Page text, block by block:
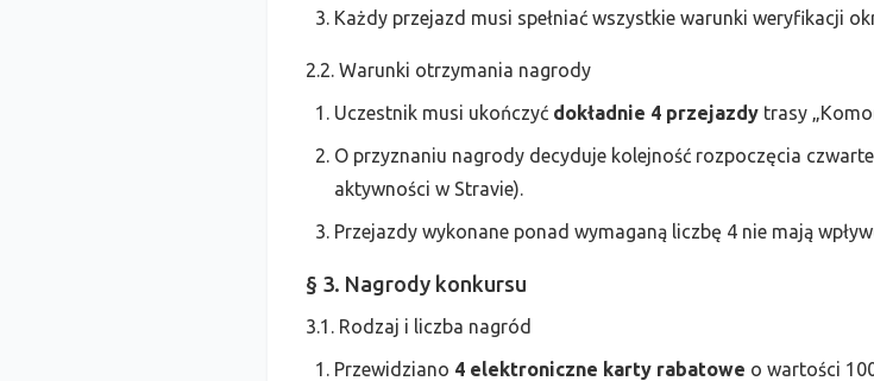
Każdy przejazd musi spełniać wszystkie warunki weryfikacji
2.2. Warunki otrzymania nagrody
Uczestnik musi ukończyć dokładnie 4 przejazdy trasy
O przyznaniu nagrody decyduje kolejność rozpoczęcia
aktywności w Stravie).
Przejazdy wykonane ponad wymaganą liczbę 4 nie mają
§ 3. Nagrody konkursu
3.1. Rodzaj i liczba nagród
Przewidziano 4 elektroniczne karty rabatowe o wartości